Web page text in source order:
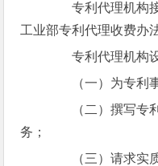
专利代理机构接
工业部专利代理收费办
专利代理机构设
（一）为专利事
（二）撰写专利
务；
（三）请求实质